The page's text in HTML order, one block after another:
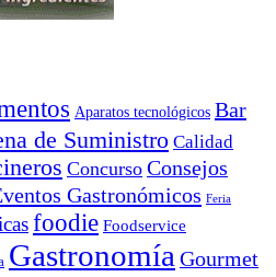
Aparatos tecnológicos Bar
de Suministro Calidad
Concurso Consejos
Gastronómicos Feria
foodie Foodservice
Gastronomía Gourmet